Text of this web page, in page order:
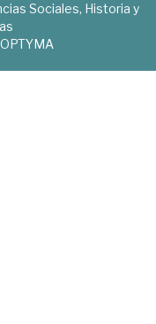
Sociales, Historia y
OPTYMA